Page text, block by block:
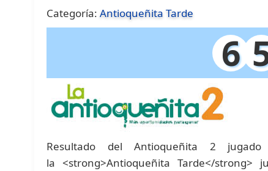
Categoría:Antioqueñita Tarde
6
Resultado del Antioqueñita 2
la <strong>Antioqueñita Tarde</